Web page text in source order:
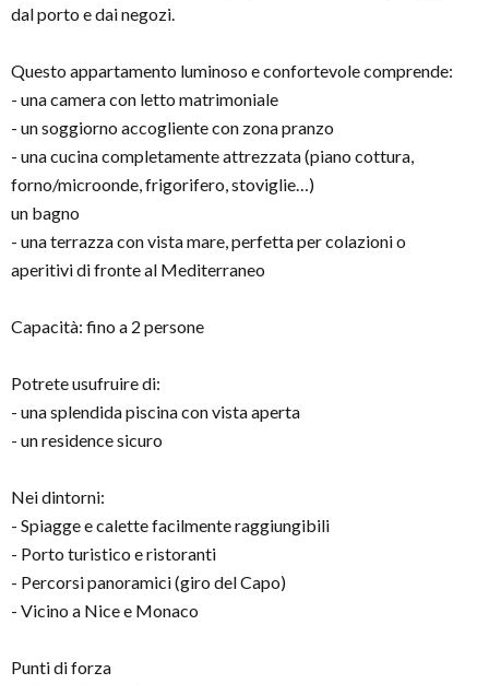
dal porto e dai negozi.
Questo appartamento luminoso e confortevole comprende:
- una camera con letto matrimoniale
- un soggiorno accogliente con zona pranzo
- una cucina completamente attrezzata (piano cottura,
forno/microonde, frigorifero, stoviglie…)
un bagno
- una terrazza con vista mare, perfetta per colazioni o
aperitivi di fronte al Mediterraneo
Capacità: fino a 2 persone
Potrete usufruire di:
- una splendida piscina con vista aperta
- un residence sicuro
Nei dintorni:
- Spiagge e calette facilmente raggiungibili
- Porto turistico e ristoranti
- Percorsi panoramici (giro del Capo)
- Vicino a Nice e Monaco
Punti di forza